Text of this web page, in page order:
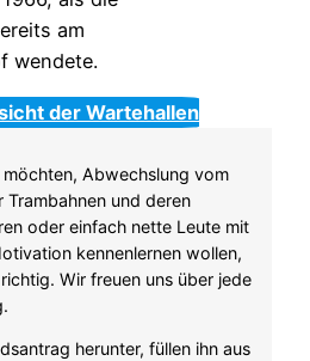
der Wartehallen
Abwechslung vom
Trambahnen und deren
oder einfach nette Leute mit
kennenlernen wollen,
Wir freuen uns über jede
herunter, füllen ihn aus